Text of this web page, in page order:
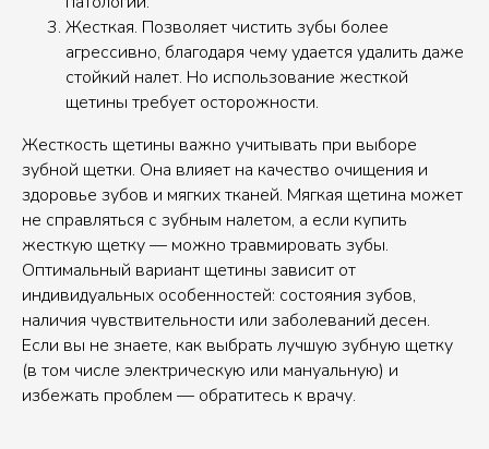
Жесткая. Позволяет чистить зубы более
агрессивно, благодаря чему удается удалить даже
стойкий налет. Но использование жесткой
щетины требует осторожности.
Жесткость щетины важно учитывать при выборе
зубной щетки. Она влияет на качество очищения и
здоровье зубов и мягких тканей. Мягкая щетина может
не справляться с зубным налетом, а если купить
жесткую щетку — можно травмировать зубы.
Оптимальный вариант щетины зависит от
индивидуальных особенностей: состояния зубов,
наличия чувствительности или заболеваний десен.
Если вы не знаете, как выбрать лучшую зубную щетку
(в том числе электрическую или мануальную) и
избежать проблем — обратитесь к врачу.